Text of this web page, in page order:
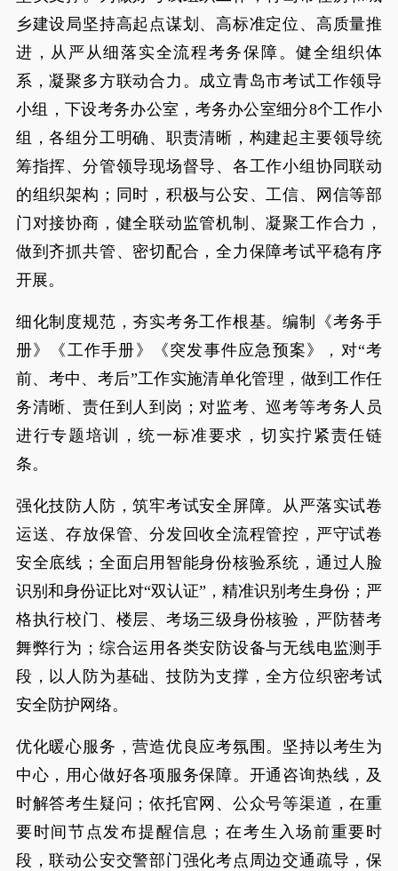
乡建设局坚持高起点谋划、高标准定位、高质量推
进，从严从细落实全流程考务保障。健全组织体
系，凝聚多方联动合力。成立青岛市考试工作领导
小组，下设考务办公室，考务办公室细分8个工作小
组，各组分工明确、职责清晰，构建起主要领导统
筹指挥、分管领导现场督导、各工作小组协同联动
的组织架构；同时，积极与公安、工信、网信等部
门对接协商，健全联动监管机制、凝聚工作合力，
做到齐抓共管、密切配合，全力保障考试平稳有序
开展。
细化制度规范，夯实考务工作根基。编制《考务手
册》《工作手册》《突发事件应急预案》，对“考
前、考中、考后”工作实施清单化管理，做到工作任
务清晰、责任到人到岗；对监考、巡考等考务人员
进行专题培训，统一标准要求，切实拧紧责任链
条。
强化技防人防，筑牢考试安全屏障。从严落实试卷
运送、存放保管、分发回收全流程管控，严守试卷
安全底线；全面启用智能身份核验系统，通过人脸
识别和身份证比对“双认证”，精准识别考生身份；严
格执行校门、楼层、考场三级身份核验，严防替考
舞弊行为；综合运用各类安防设备与无线电监测手
段，以人防为基础、技防为支撑，全方位织密考试
安全防护网络。
优化暖心服务，营造优良应考氛围。坚持以考生为
中心，用心做好各项服务保障。开通咨询热线，及
时解答考生疑问；依托官网、公众号等渠道，在重
要时间节点发布提醒信息；在考生入场前重要时
段，联动公安交警部门强化考点周边交通疏导，保